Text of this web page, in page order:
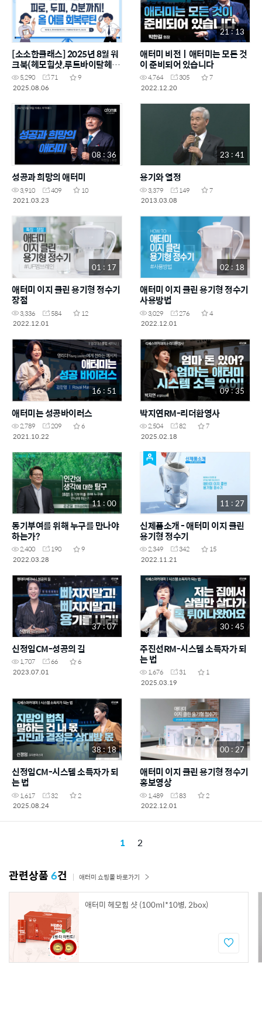
[소소한클래스] 2025년 8월 워
크북(헤모힘샷,루트바이탈헤어
케어,이지클린용기형정수
기,SALES)
5,290 71
9
2025.08.06
21 : 13
애터미 비전ㅣ애터미는 모든 것
이 준비되어 있습니다
4,764 305
7
2022.12.20
08 : 36
성공과 희망의 애터미
3,910 409
10
2021.03.23
23 : 41
용기와 열정
3,379 149
7
2013.03.08
01 : 17
애터미 이지 클린 용기형 정수기
장점
3,336 584
12
2022.12.01
02 : 18
애터미 이지 클린 용기형 정수기
사용방법
3,029 276
4
2022.12.01
16 : 51
애터미는 성공바이러스
2,789 209
6
2021.10.22
09 : 35
박지연RM-리더환영사
2,504 82
7
2025.02.18
11 : 00
동기부여를 위해 누구를 만나야
하는가?
2,400 190
9
2022.03.28
11 : 27
신제품소개 - 애터미 이지 클린
용기형 정수기
2,349 342
15
2022.11.21
37 : 07
신정임CM-성공의 길
1,707 66
6
2023.07.01
30 : 45
주진선RM-시스템 소득자가 되
는 법
1,676 31
1
2025.03.19
38 : 18
신정임CM-시스템 소득자가 되
는 법
1,617 32
2
2025.08.24
00 : 27
애터미 이지 클린 용기형 정수기
홍보영상
1,489 83
2
2022.12.01
1 2
관련상품6건 애터미 쇼핑몰 바로가기
애터미 헤모힘 샷 (100ml*10병, 2box)